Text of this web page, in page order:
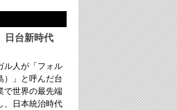
台新時代
ル人が「フォル
）」と呼んだ台
で世界の最先端
、日本統治時代